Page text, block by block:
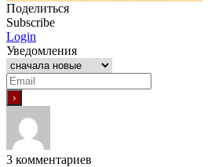
Поделиться
Subscribe
Login
Уведомления
3 комментариев